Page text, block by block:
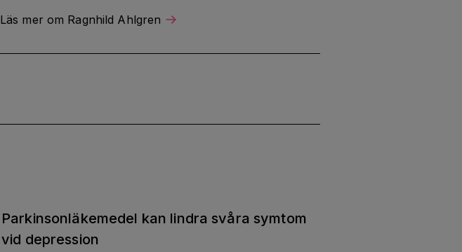
Läs mer om Ragnhild Ahlgren
Parkinsonläkemedel kan lindra svåra symtom
vid depression